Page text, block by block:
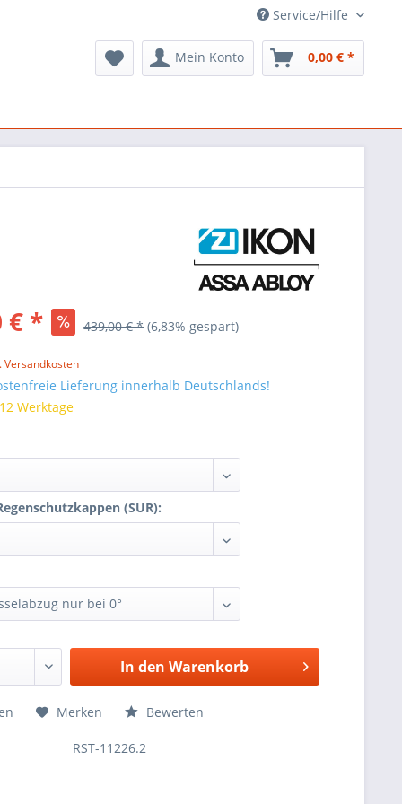
Service/Hilfe
Mein Konto 0,00 € *
€ * 439,00 € * (6,83% gespart)
Versandkosten
Lieferung innerhalb Deutschlands!
Werktage
(SUR):
In den Warenkorb
Merken Bewerten
RST-11226.2